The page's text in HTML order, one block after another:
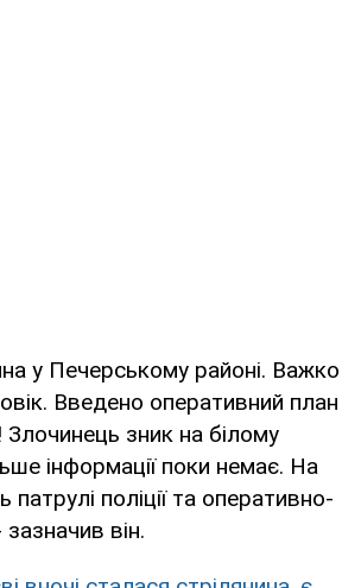
у Печерському районі. Важко
Введено оперативний план
зник на білому
інформації поки немає. На
патрулі поліції та оперативно-
зазначив він.